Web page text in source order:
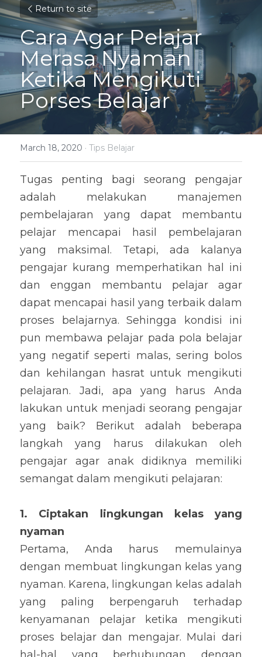
Return to site
Cara Agar Pelajar
Merasa Nyaman
Ketika Mengikuti
Porses Belajar
March 18, 2020 · Tips Belajar
Tugas penting bagi seorang pengajar
adalah melakukan manajemen
pembelajaran yang dapat membantu
pelajar mencapai hasil pembelajaran
yang maksimal. Tetapi, ada kalanya
pengajar kurang memperhatikan hal ini
dan enggan membantu pelajar agar
dapat mencapai hasil yang terbaik dalam
proses belajarnya. Sehingga kondisi ini
pun membawa pelajar pada pola belajar
yang negatif seperti malas, sering bolos
dan kehilangan hasrat untuk mengikuti
pelajaran. Jadi, apa yang harus Anda
lakukan untuk menjadi seorang pengajar
yang baik? Berikut adalah beberapa
langkah yang harus dilakukan oleh
pengajar agar anak didiknya memiliki
semangat dalam mengikuti pelajaran:
1. Ciptakan lingkungan kelas yang
nyaman
Pertama, Anda harus memulainya
dengan membuat lingkungan kelas yang
nyaman. Karena, lingkungan kelas adalah
yang paling berpengaruh terhadap
kenyamanan pelajar ketika mengikuti
proses belajar dan mengajar. Mulai dari